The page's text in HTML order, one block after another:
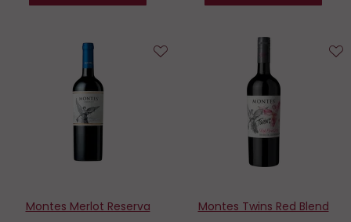
Montes Merlot Reserva Montes Twins Red Blend